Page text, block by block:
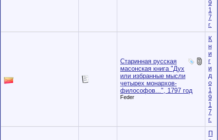
9
1
7
г.
Старинная русская
масонская книга "Дух
или избранные мысли
четырех монархов-
философов...", 1797 год
Feder
К
н
и
г
и
д
о
1
9
1
7
г.
П